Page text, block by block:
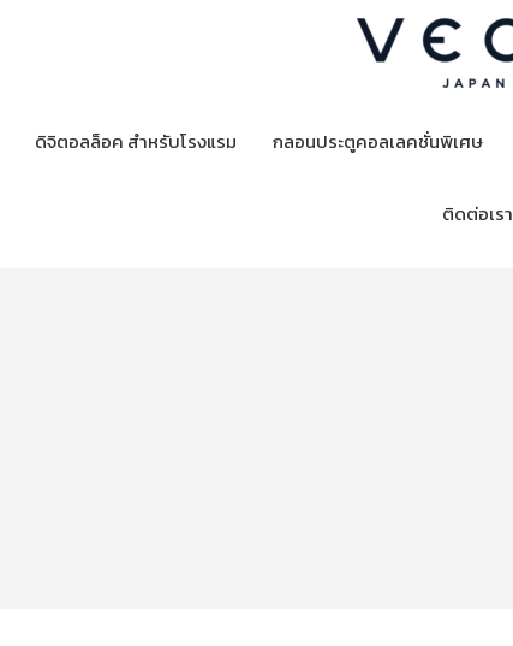
ดิจิตอลล็อค สำหรับโรงแรม กลอนประตูคอลเลคชั่นพิเศษ
ติดต่อเรา